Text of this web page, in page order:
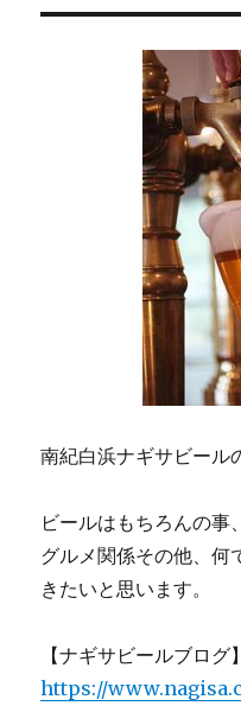
南紀白浜ナギサビール
ビールはもちろんの事
グルメ関係その他、何
きたいと思います。
【ナギサビールブログ】
https://